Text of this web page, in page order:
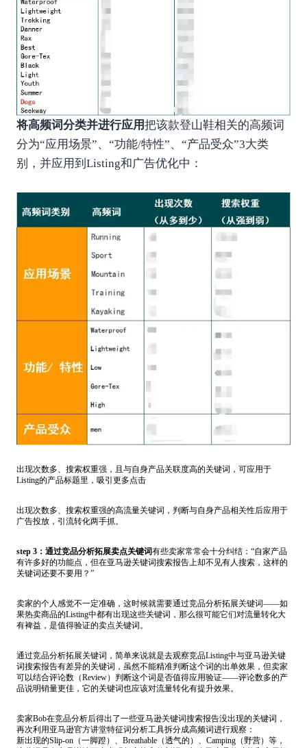
将高频词分类并进行应用把该款登山鞋相关的高频词
分为“应用场景”、“功能/特性”、“产品受众”3大类
别，并应用到Listing和广告优化中：
出现次数多、搜索权重强，且与自身产品关联度高的关键词，可应用于
Listing的产品标题里，吸引更多点击
出现次数多、搜索权重强的高流量关键词，判断与自身产品相关性后应用于
广告投放，引流转化两手抓。
step 3：通过竞品分析拓展卖点关键词有些卖家常常会十分纠结：“自家产品
有许多好的功能点，但在亚马逊关键词搜索报告上却不见有人搜索，这样的
关键词还要不要用？”
卖家的个人感觉不一定准确，这时候就需要通过竞品分析拓展关键词——如
果热卖商品的Listing中都有出现这些关键词，那么很可能它们对流量转化大
有裨益，是值得验证的卖点关键词。
通过竞品分析拓展关键词，简单来说就是去观察竞品Listing中与亚马逊关键
词搜索报告有差异的关键词，虽然不能精准判断这个词的出单效果，但卖家
可以结合评论数（Review）判断这个词是否值得应用验证——评论数多的产
品说明销量更佳，它的关键词也应该对流量转化有提升效果。
卖家Bob在竞品分析后得出了一些亚马逊关键词搜索报告没出现的关键词，
再次利用亚马逊官方讲堂特征词分析工具拆分成高频词进行观察：
新出现的Slip-on（一脚蹬）、Breathable（透气的）、Camping（野营）等，